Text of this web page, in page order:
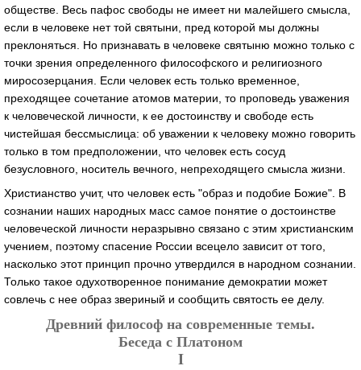
обществе. Весь пафос свободы не имеет ни малейшего смысла,
если в человеке нет той святыни, пред которой мы должны
преклоняться. Но признавать в человеке святыню можно только с
точки зрения определенного философского и религиозного
миросозерцания. Если человек есть только временное,
преходящее сочетание атомов материи, то проповедь уважения
к человеческой личности, к ее достоинству и свободе есть
чистейшая бессмыслица: об уважении к человеку можно говорить
только в том предположении, что человек есть сосуд
безусловного, носитель вечного, непреходящего смысла жизни.
Христианство учит, что человек есть "образ и подобие Божие". В
сознании наших народных масс самое понятие о достоинстве
человеческой личности неразрывно связано с этим христианским
учением, поэтому спасение России всецело зависит от того,
насколько этот принцип прочно утвердился в народном сознании.
Только такое одухотворенное понимание демократии может
совлечь с нее образ звериный и сообщить святость ее делу.
Древний философ на современные темы.
Беседа с Платоном
I